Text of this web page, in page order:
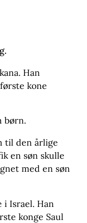
Han
kone
børn.
til den årlige
en søn skulle
med en søn
i Israel. Han
konge Saul